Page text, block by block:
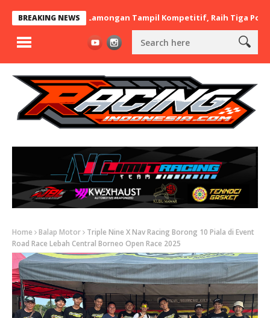
BREAKING NEWS
BaraBere Asal Lamongan Tampil Kompetitif, Raih Tiga Podium di
Home Balap Motor
Triple Nine X Nav Racing Borong 10 Piala di Event
Road Race Lebah Central Borneo Open Race 2025